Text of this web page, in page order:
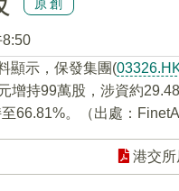
原創
顯示，保發集團(
增持99萬股，涉資約
66.81%。（出處：FinetAI
港交所